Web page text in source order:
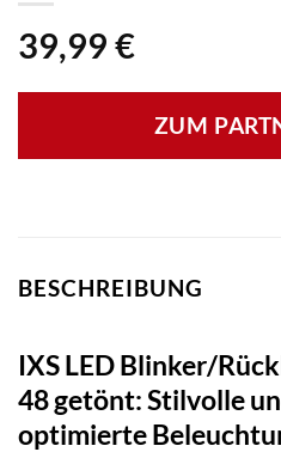
39,99 €
ZUM
BESCHREIBUNG
IXS LED Blinker/
48 getönt: Stilvolle
optimierte